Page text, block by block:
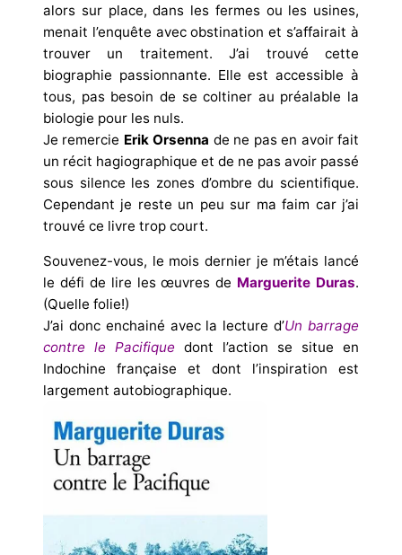
alors sur place, dans les fermes ou les usines,
menait l’enquête avec obstination et s’affairait à
trouver un traitement. J’ai trouvé cette
biographie passionnante. Elle est accessible à
tous, pas besoin de se coltiner au préalable la
biologie pour les nuls.
Je remercie Erik Orsenna de ne pas en avoir fait
un récit hagiographique et de ne pas avoir passé
sous silence les zones d’ombre du scientifique.
Cependant je reste un peu sur ma faim car j’ai
trouvé ce livre trop court.
Souvenez-vous, le mois dernier je m’étais lancé
le défi de lire les œuvres de Marguerite Duras.
(Quelle folie!)
J’ai donc enchainé avec la lecture d’Un barrage
contre le Pacifique dont l’action se situe en
Indochine française et dont l’inspiration est
largement autobiographique.